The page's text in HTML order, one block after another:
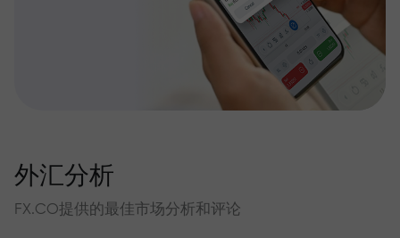
外汇分析
FX.CO提供的最佳市场分析和评论